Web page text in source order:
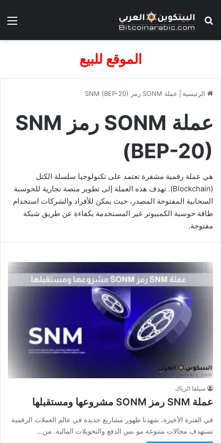
بحث عن
الموقع للبيع
الرئيسية عملة SONM رمز SNM (BEP-20)
عملة SONM رمز SNM
(BEP-20)
هي عملة رقمية مشفرة تعتمد على تكنولوجيا سلسلة الكتل
(Blockchain). تهدف هذه العملة إلى تطوير منصة تجارية للحوسبة
السحابية المفتوحة المصدر، حيث يمكن للأفراد والشركات استخدام
طاقة حوسبة الكمبيوتر غير المستخدمة بكفاءة عن طريق شبكة
مفتوحة.
سيلفا الزياك
عملة SNM رمز SONM مشروعها ومستقبلها
في الفترة الأخيرة، شهدنا ظهور مشاريع جديدة في عالم العملات الرقمية
تستهدف مجالات متنوعة مو بس الدفع والتحويلات المالية. من…